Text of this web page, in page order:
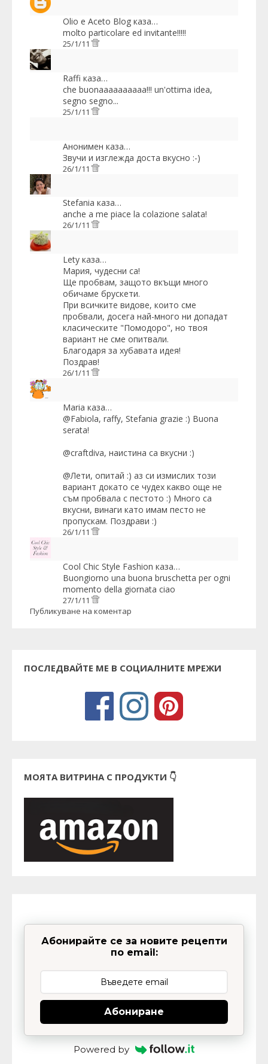
Olio e Aceto Blog каза…
molto particolare ed invitante!!!!!
25/1/11
Raffi каза…
che buonaaaaaaaaaa!!! un'ottima idea,
segno segno...
25/1/11
Анонимен каза…
Звучи и изглежда доста вкусно :-)
26/1/11
Stefania каза…
anche a me piace la colazione salata!
26/1/11
Lety каза…
Мария, чудесни са!
Ще пробвам, защото вкъщи много
обичаме брускети.
При всичките видове, които сме
пробвали, досега най-много ни допадат
класическите "Помодоро", но твоя
вариант не сме опитвали.
Благодаря за хубавата идея!
Поздрав!
26/1/11
Maria каза…
@Fabiola, raffy, Stefania grazie :) Buona
serata!
@craftdiva, наистина са вкусни :)
@Лети, опитай :) аз си измислих този
вариант докато се чудех какво още не
съм пробвала с пестото :) Много са
вкусни, винаги като имам песто не
пропускам. Поздрави :)
26/1/11
Cool Chic Style Fashion каза…
Buongiorno una buona bruschetta per ogni
momento della giornata ciao
27/1/11
Публикуване на коментар
ПОСЛЕДВАЙТЕ МЕ В СОЦИАЛНИТЕ МРЕЖИ
МОЯТА ВИТРИНА С ПРОДУКТИ 👇
Абонирайте се за новите рецепти
по email:
Абониране
Powered by